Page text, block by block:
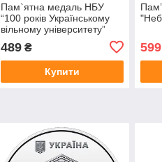
Пам`ятна медаль НБУ
“100 років Українському
вільному університету”
489₴
Купити
599